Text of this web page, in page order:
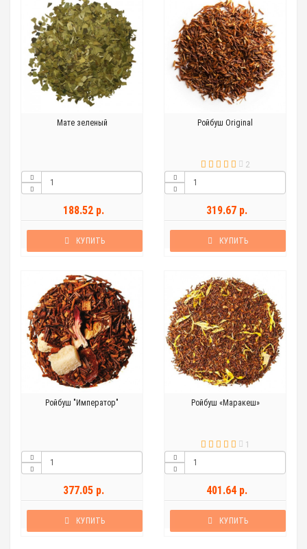
Мате зеленый
188.52 р.
КУПИТЬ
Ройбуш Original
2
319.67 р.
КУПИТЬ
Ройбуш "Император"
377.05 р.
КУПИТЬ
Ройбуш «Маракеш»
1
401.64 р.
КУПИТЬ